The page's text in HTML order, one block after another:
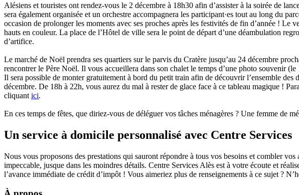
Alésiens et touristes ont rendez-vous le 2 décembre à 18h30 afin d’assister à la soirée de
sera également organisée et un orchestre accompagnera les participant·es tout au long du
occasion de prolonger les moments avec ses proches après les festivités de fin d’année !
hauts en couleur. La place de l’Hôtel de ville sera le point de départ d’une déambulation
d’artifice.
Le marché de Noël prendra ses quartiers sur le parvis du Cratère jusqu’au 24 décembre
rencontrer le Père Noël. Il vous accueillera dans son chalet le temps d’une photo souvenir
Il sera possible de monter gratuitement à bord du petit train afin de découvrir l’ensemble
décembre. De 18h à 22h, vous aurez du mal à rester de glace face à ce tableau magique !
cliquant ici.
En ces temps de fêtes, que diriez-vous de déléguer vos tâches ménagères ? Une femme de
Un service à domicile personnalisé avec Centre Services
Nous vous proposons des prestations qui sauront répondre à tous vos besoins et combler
impeccable, jusque dans les moindres détails. Centre Services Alès est à votre écoute et
l’avance immédiate de crédit d’impôt ! Vous aimeriez plus de renseignements à ce sujet ?